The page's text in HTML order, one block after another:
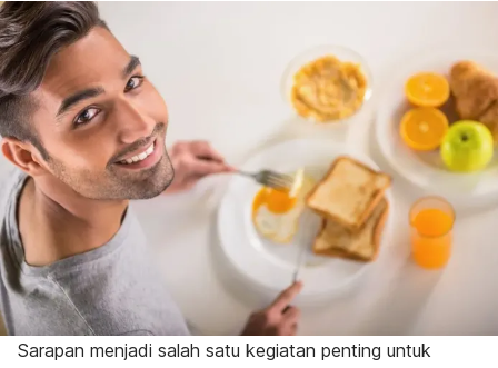
Sarapan menjadi salah satu kegiatan penting untuk